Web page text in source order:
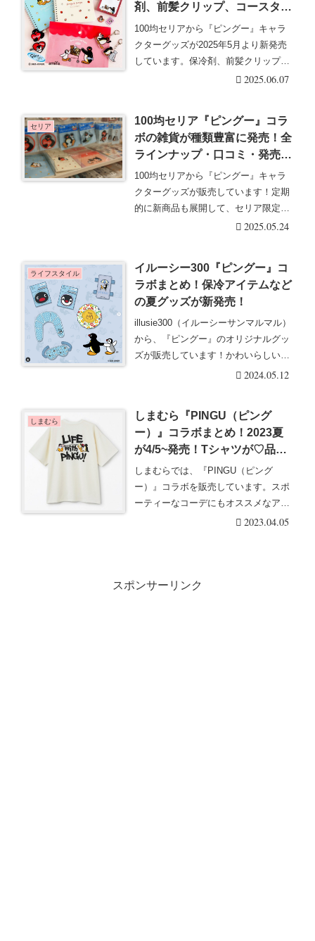
剤、前髪クリップ、コースタ
ー、キーチェーン、ノート、巾
着バッグ、メイク用パフ、ステ
ーショナリーも！種類、口コミ
100均セリアから『ピングー』キャラ
クターグッズが2025年5月より新発売
しています。保冷剤、前髪クリップ、
コースター、・・・続きを読む2025.06.07
セリア
100均セリア『ピングー』コラ
ボの雑貨が種類豊富に発売！全
ラインナップ・口コミ・発売
日！2025年夏はスーパーマー
ケット柄のグッズなどが新発
売！
100均セリアから『ピングー』キャラ
クターグッズが販売しています！定期
的に新商品も展開して、セリア限定の
可愛い雑貨がライ・・・続きを読む
2025.05.24
ライフスタイル
イルーシー300『ピングー』コ
ラボまとめ！保冷アイテムなど
の夏グッズが新発売！
illusie300（イルーシーサンマルマル）
から、『ピングー』のオリジナルグッ
ズが販売しています！かわいらしい保
2024.05.12
しまむら
しまむら『PINGU（ピング
ー）』コラボまとめ！2023夏
が4/5~発売！Tシャツが♡品
番・種類まとめ！
しまむらでは、『PINGU（ピング
ー）』コラボを販売しています。スポ
ーティーなコーデにもオススメなアイ
テムがラインナップ・・・続きを読む
2023.04.05
スポンサーリンク